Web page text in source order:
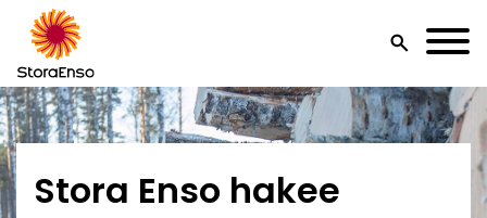
search
Stora Enso hakee